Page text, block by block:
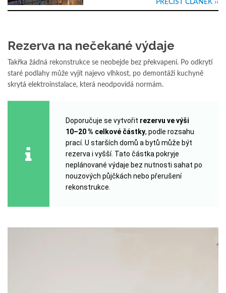
PŘEČÍST ČLÁNEK ››
Rezerva na nečekané výdaje
Takřka žádná rekonstrukce se neobejde bez překvapení. Po odkrytí
staré podlahy může vyjít najevo vlhkost, po demontáži kuchyně
skrytá elektroinstalace, která neodpovídá normám.
Doporučuje se vytvořit rezervu ve výši
10–20 % celkové částky, podle rozsahu
prací. U starších domů a bytů může být
rezerva i vyšší. Tato částka pokryje
neplánované výdaje bez nutnosti sahat po
nouzových půjčkách nebo přerušení
rekonstrukce.